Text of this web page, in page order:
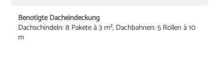
Benötigte Dacheindeckung
Dachschindeln: 8 Pakete à 3 m², Dachbahnen: 5 Rollen à 10
m